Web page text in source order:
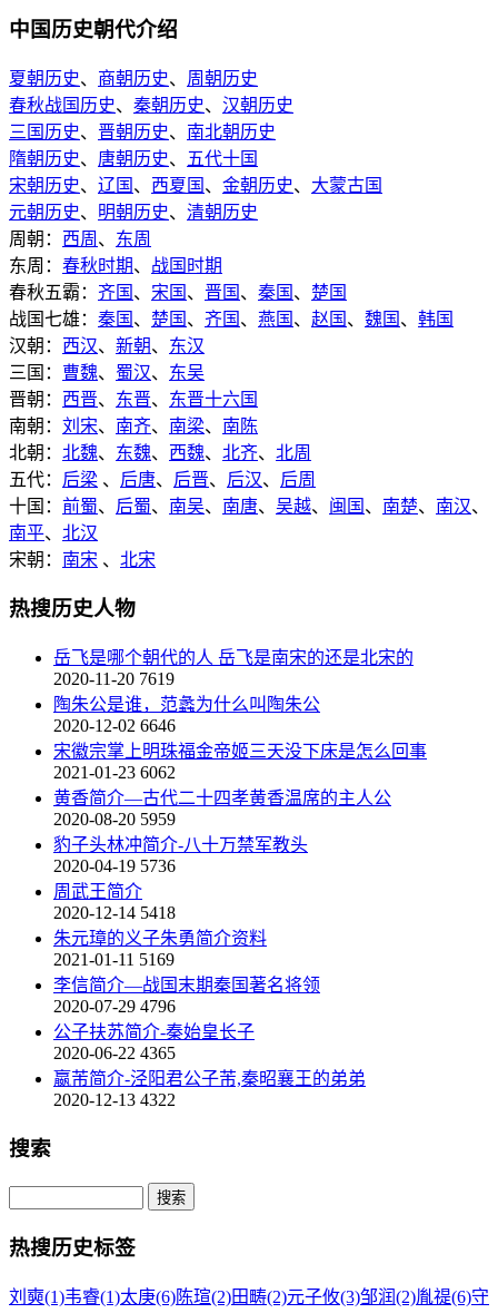
中国历史朝代介绍
夏朝历史、 商朝历史、 周朝历史
春秋战国历史、 秦朝历史、 汉朝历史
三国历史、 晋朝历史、 南北朝历史
隋朝历史、 唐朝历史、
五代十国
宋朝历史、 辽国 、 西夏国 、 金朝历史、 大蒙古国
元朝历史、 明朝历史、 清朝历史
周朝： 西周 、 东周
东周： 春秋时期、 战国时期
春秋五霸： 齐国 、 宋国 、 晋国 、 秦国 、 楚国
战国七雄： 秦国 、 楚国 、 齐国 、 燕国 、 赵国 、 魏国 、 韩国
汉朝： 西汉、 新朝、 东汉
三国： 曹魏、 蜀汉、 东吴
晋朝： 西晋、 东晋、 东晋十六国
南朝： 刘宋、 南齐、 南梁、 南陈
北朝： 北魏、 东魏、 西魏、 北齐、 北周
五代： 后梁 、 后唐、 后晋、 后汉、 后周
十国： 前蜀、 后蜀、 南吴、 南唐、 吴越、 闽国 、 南楚、 南汉、
南平、 北汉
宋朝： 南宋 、 北宋
热搜历史人物
岳飞是哪个朝代的人 岳飞是南宋的还是北宋的
2020-11-20 7619
陶朱公是谁，范蠡为什么叫陶朱公
2020-12-02 6646
宋徽宗掌上明珠福金帝姬三天没下床是怎么回事
2021-01-23 6062
黄香简介—古代二十四孝黄香温席的主人公
2020-08-20 5959
豹子头林冲简介-八十万禁军教头
2020-04-19 5736
周武王简介
2020-12-14 5418
朱元璋的义子朱勇简介资料
2021-01-11 5169
李信简介—战国末期秦国著名将领
2020-07-29 4796
公子扶苏简介-秦始皇长子
2020-06-22 4365
嬴芾简介-泾阳君公子芾,秦昭襄王的弟弟
2020-12-13 4322
搜索
热搜历史标签
刘奭(1)韦睿(1)太庚(6)陈瑄(2)田畴(2)元子攸(3)邹润(2)胤禔(6)守